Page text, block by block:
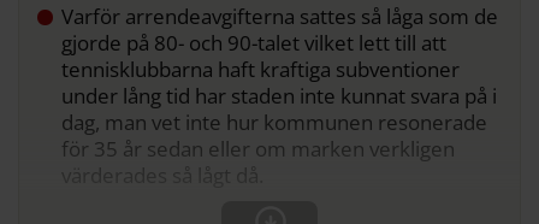
Varför arrendeavgifterna sattes så låga som de
gjorde på 80- och 90-talet vilket lett till att
tennisklubbarna haft kraftiga subventioner
under lång tid har staden inte kunnat svara på i
dag, man vet inte hur kommunen resonerade
för 35 år sedan eller om marken verkligen